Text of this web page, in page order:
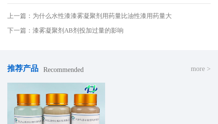
上一篇：为什么水性漆漆雾凝聚剂用药量比油性漆用药量大
下一篇：漆雾凝聚剂AB剂投加过量的影响
推荐产品 Recommended more >